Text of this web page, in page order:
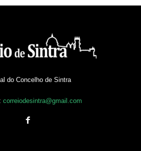
do Concelho de Sintra
correiodesintra@gmail.com